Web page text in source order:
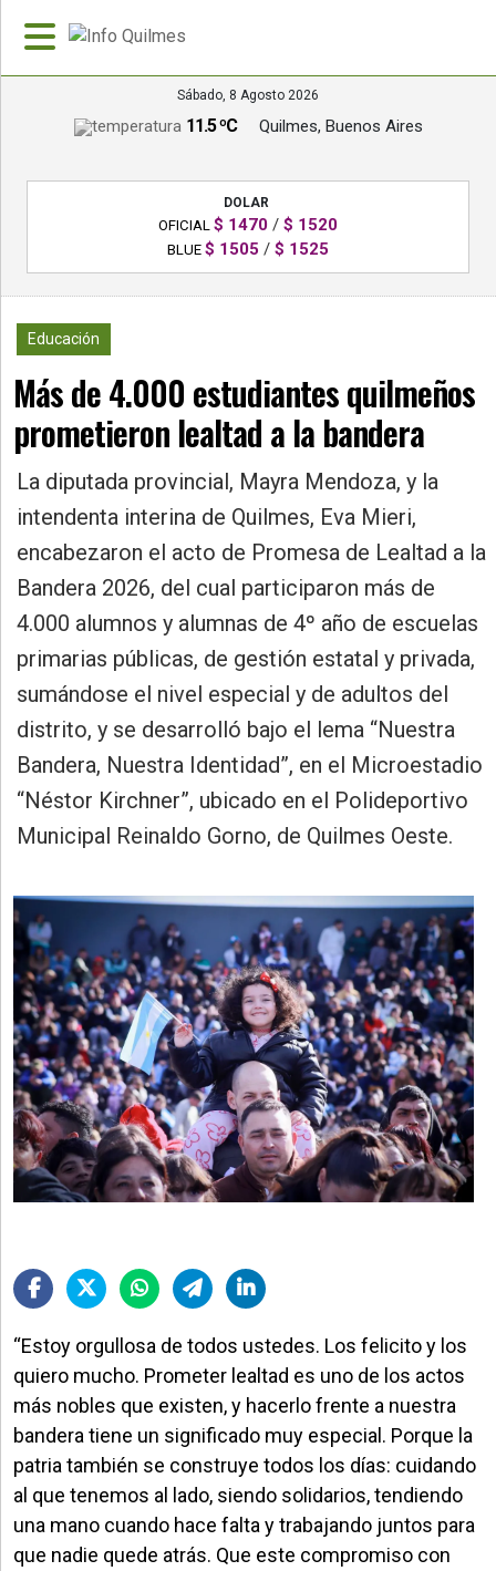
»
Policiales
»
Política
Provincia
Salud
Cultura
Educación
Gestión
Sábado, 8 Agosto 2026
11.5 ºC Quilmes, Buenos Aires
DOLAR
OFICIAL $ 1470 / $ 1520
BLUE $ 1505 / $ 1525
Educación
Más de 4.000 estudiantes quilmeños
prometieron lealtad a la bandera
La diputada provincial, Mayra Mendoza, y la
intendenta interina de Quilmes, Eva Mieri,
encabezaron el acto de Promesa de Lealtad a la
Bandera 2026, del cual participaron más de
4.000 alumnos y alumnas de 4º año de escuelas
primarias públicas, de gestión estatal y privada,
sumándose el nivel especial y de adultos del
distrito, y se desarrolló bajo el lema “Nuestra
Bandera, Nuestra Identidad”, en el Microestadio
“Néstor Kirchner”, ubicado en el Polideportivo
Municipal Reinaldo Gorno, de Quilmes Oeste.
“Estoy orgullosa de todos ustedes. Los felicito y los
quiero mucho. Prometer lealtad es uno de los actos
más nobles que existen, y hacerlo frente a nuestra
bandera tiene un significado muy especial. Porque la
patria también se construye todos los días: cuidando
al que tenemos al lado, siendo solidarios, tendiendo
una mano cuando hace falta y trabajando juntos para
que nadie quede atrás. Que este compromiso con